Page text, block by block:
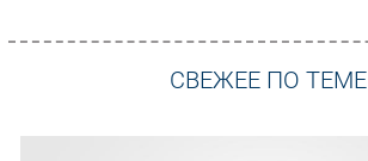
СВЕЖЕЕ ПО ТЕМЕ